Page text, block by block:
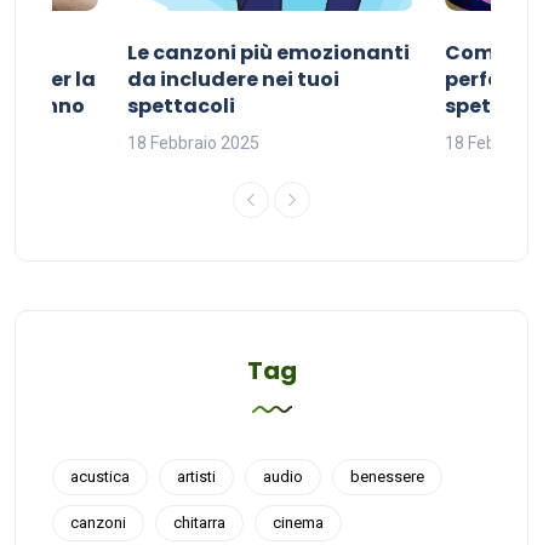
per la
sonno
Le canzoni più emozionanti
da includere nei tuoi
spettacoli
18 Febbraio 2025
Come
perfetta
18 Febbraio
Tag
acustica artisti audio benessere
canzoni chitarra cinema